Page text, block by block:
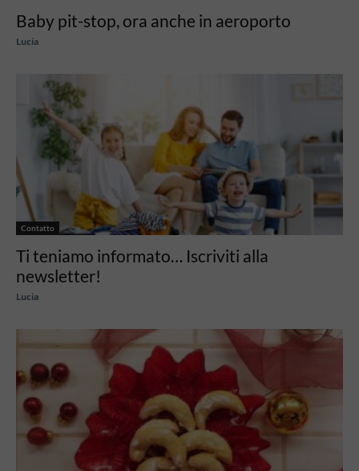
Baby pit-stop, ora anche in aeroporto
Lucia
Contatto
Ti teniamo informato… Iscriviti alla
newsletter!
Lucia